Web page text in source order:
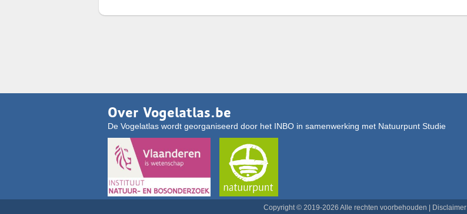
Over Vogelatlas.be
De Vogelatlas wordt georganiseerd door het INBO in samenwerking met Natuurpunt Studie
Copyright © 2019-2026 Alle rechten voorbehouden | Disclaimer